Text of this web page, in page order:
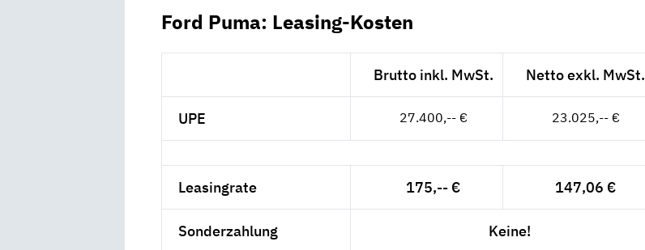
Ford Puma: Leasing-Kosten
Brutto inkl. MwSt. Netto exkl. MwSt.
UPE 27.400,-- € 23.025,-- €
Leasingrate 175,-- € 147,06 €
Sonderzahlung Keine!